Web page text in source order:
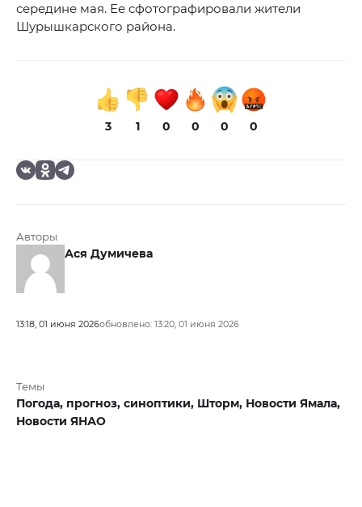
середине мая. Ее сфотографировали жители
Шурышкарского района.
3 1 0 0 0 0
Авторы
Ася Думичева
13:18, 01 июня 2026обновлено: 13:20, 01 июня 2026
Темы
Погода, прогноз, синоптики, Шторм, Новости Ямала,
Новости ЯНАО